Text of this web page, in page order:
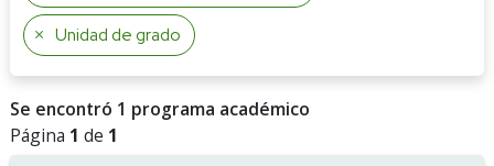
Unidad de grado
Se encontró 1 programa académico
Página 1 de 1